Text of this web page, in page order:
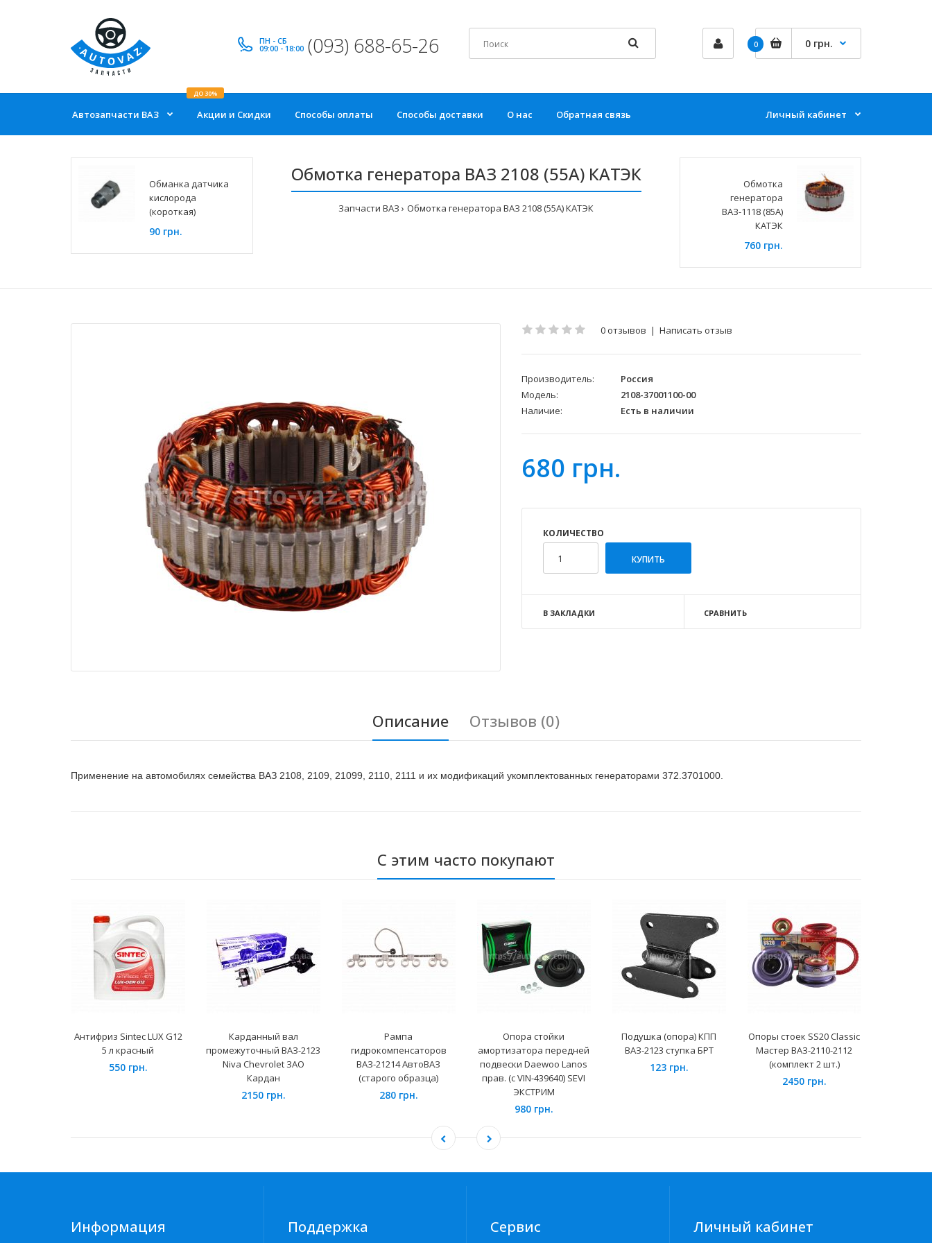
ПН - СБ
09:00 - 18:00 (093) 688-65-26 0 0 грн.
Автозапчасти ВАЗ Акции и Скидки
ДО 30%
Способы оплаты Способы доставки О нас Обратная связь Личный кабинет
Обманка датчика
кислорода
(короткая)
90 грн.
Обмотка генератора ВАЗ 2108 (55А) КАТЭК
Запчасти ВАЗ Обмотка генератора ВАЗ 2108 (55А) КАТЭК
Обмотка
генератора
ВАЗ-1118 (85А)
КАТЭК
760 грн.
0 отзывов | Написать отзыв
Производитель:
Россия
Модель:
2108-37001100-00
Наличие:
Есть в наличии
680 грн.
КОЛИЧЕСТВО
В ЗАКЛАДКИ СРАВНИТЬ
Описание Отзывов (0)
Применение на автомобилях семейства ВАЗ 2108, 2109, 21099, 2110, 2111 и их модификаций укомплектованных генераторами 372.3701000.
С этим часто покупают
Антифриз Sintec LUX G12
5 л красный
550 грн.
Карданный вал
промежуточный ВАЗ-2123
Niva Chevrolet ЗАО
Кардан
2150 грн.
Рампа
гидрокомпенсаторов
ВАЗ-21214 АвтоВАЗ
(старого образца)
280 грн.
Опора стойки
амортизатора передней
подвески Daewoo Lanos
прав. (с VIN-439640) SEVI
ЭКСТРИМ
980 грн.
Подушка (опора) КПП
ВАЗ-2123 ступка БРТ
123 грн.
Опоры стоек SS20 Classic
Мастер ВАЗ-2110-2112
(комплект 2 шт.)
2450 грн.
Информация Поддержка Сервис Личный кабинет